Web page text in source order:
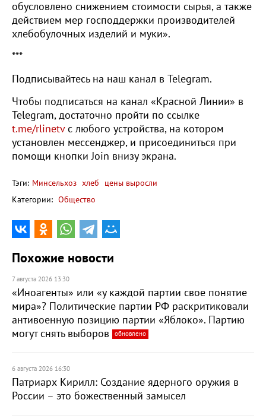
обусловлено снижением стоимости сырья, а также
действием мер господдержки производителей
хлебобулочных изделий и муки».
***
Подписывайтесь на наш канал в Telegram.
Чтобы подписаться на канал «Красной Линии» в
Telegram, достаточно пройти по ссылке
t.me/rlinetvс любого устройства, на котором
установлен мессенджер, и присоединиться при
помощи кнопки Join внизу экрана.
Тэги: Минсельхоз хлеб
цены выросли
Категории: Общество
Похожие новости
7 августа 2026 13:30
«Иноагенты» или «у каждой партии свое понятие
мира»? Политические партии РФ раскритиковали
антивоенную позицию партии «Яблоко». Партию
могут снять выборов
обновлено
6 августа 2026 16:30
Патриарх Кирилл: Создание ядерного оружия в
России – это божественный замысел